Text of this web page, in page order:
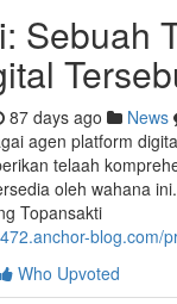
Sebuah
87 days ago News
agen platform
telaah
oleh wahana
Topansakti
blog.com/
Who Upvoted